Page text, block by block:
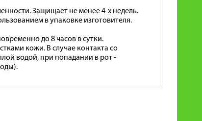
Защищает не менее 4-х недель.
в упаковке изготовителя.
до 8 часов в сутки.
кожи. В случае контакта со
водой, при попадании в рот -